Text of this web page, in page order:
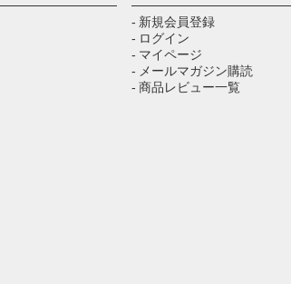
- 新規会員登録
- ログイン
- マイページ
- メールマガジン購読
- 商品レビュー一覧